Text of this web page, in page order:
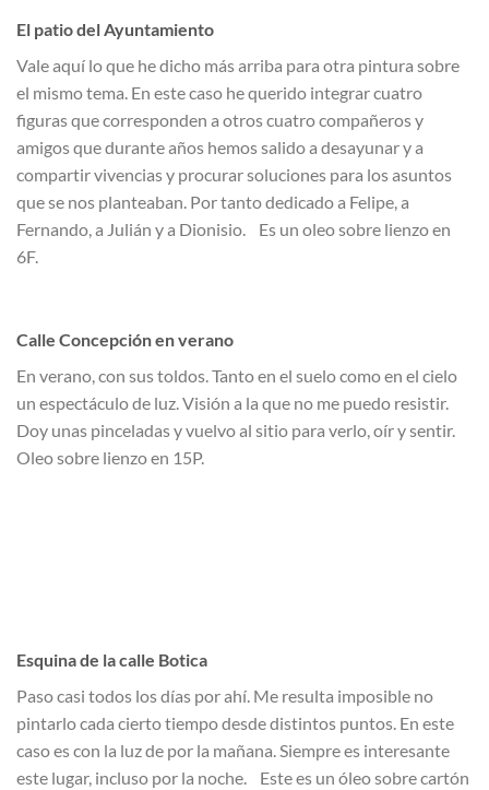
El patio del Ayuntamiento
Vale aquí lo que he dicho más arriba para otra pintura sobre
el mismo tema. En este caso he querido integrar cuatro
figuras que corresponden a otros cuatro compañeros y
amigos que durante años hemos salido a desayunar y a
compartir vivencias y procurar soluciones para los asuntos
que se nos planteaban. Por tanto dedicado a Felipe, a
Fernando, a Julián y a Dionisio. Es un oleo sobre lienzo en
6F.
Calle Concepción en verano
En verano, con sus toldos. Tanto en el suelo como en el cielo
un espectáculo de luz. Visión a la que no me puedo resistir.
Doy unas pinceladas y vuelvo al sitio para verlo, oír y sentir.
Oleo sobre lienzo en 15P.
Esquina de la calle Botica
Paso casi todos los días por ahí. Me resulta imposible no
pintarlo cada cierto tiempo desde distintos puntos. En este
caso es con la luz de por la mañana. Siempre es interesante
este lugar, incluso por la noche. Este es un óleo sobre cartón